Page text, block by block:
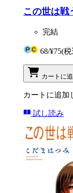
この世は戦
完結
68/¥75(税
カートに
カートに追加
試し読み